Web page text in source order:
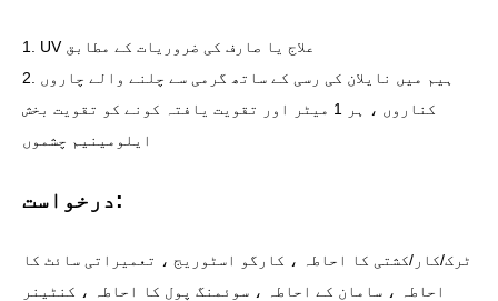
1. UV علاج یا صارف کی ضروریات کے مطابق
2. ہیم میں نایلان کی رسی کے ساتھ گرمی سے چلنے والے چاروں
کناروں ، ہر 1 میٹر اور تقویت یافتہ کونے کو تقویت بخش
ایلومینیم چشموں
درخواست:
ٹرک/کار/کشتی کا احاطہ ، کارگو اسٹوریج ، تعمیراتی سائٹ کا
احاطہ ، سامان کے احاطہ ، سوئمنگ پول کا احاطہ ، کنٹینر